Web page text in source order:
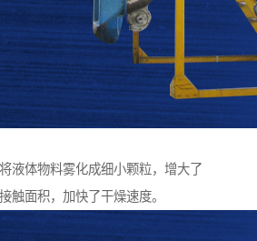
液体物料雾化成细小颗粒，增大了
触面积，加快了干燥速度。